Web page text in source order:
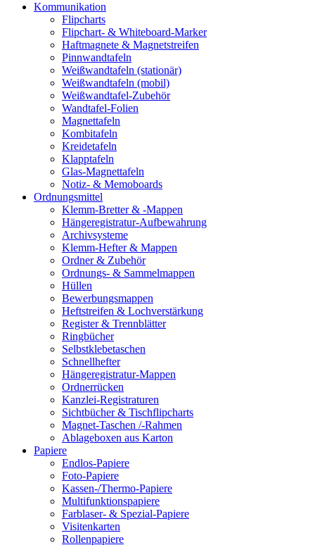
Kommunikation
Flipcharts
Flipchart- & Whiteboard-Marker
Haftmagnete & Magnetstreifen
Pinnwandtafeln
Weißwandtafeln (stationär)
Weißwandtafeln (mobil)
Weißwandtafel-Zubehör
Wandtafel-Folien
Magnettafeln
Kombitafeln
Kreidetafeln
Klapptafeln
Glas-Magnettafeln
Notiz- & Memoboards
Ordnungsmittel
Klemm-Bretter & -Mappen
Hängeregistratur-Aufbewahrung
Archivsysteme
Klemm-Hefter & Mappen
Ordner & Zubehör
Ordnungs- & Sammelmappen
Hüllen
Bewerbungsmappen
Heftstreifen & Lochverstärkung
Register & Trennblätter
Ringbücher
Selbstklebetaschen
Schnellhefter
Hängeregistratur-Mappen
Ordnerrücken
Kanzlei-Registraturen
Sichtbücher & Tischflipcharts
Magnet-Taschen /-Rahmen
Ablageboxen aus Karton
Papiere
Endlos-Papiere
Foto-Papiere
Kassen-/Thermo-Papiere
Multifunktionspapiere
Farblaser- & Spezial-Papiere
Visitenkarten
Rollenpapiere